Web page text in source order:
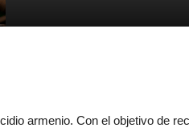
armenio. Con el objetivo de